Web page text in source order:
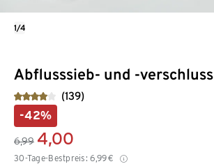
Abflusssieb- und -verschluss
(139)
-42%
6,99 4,00
30-Tage-Bestpreis: 6,99€
1/4